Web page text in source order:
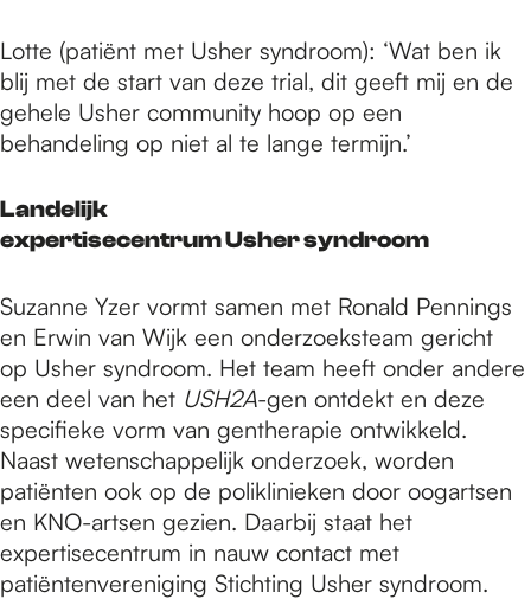
Lotte (patiënt met Usher syndroom): ‘Wat ben ik
blij met de start van deze trial, dit geeft mij en de
gehele Usher community hoop op een
behandeling op niet al te lange termijn.’
Landelijk
expertisecentrum Usher syndroom
Suzanne Yzer vormt samen met Ronald Pennings
en Erwin van Wijk een onderzoeksteam gericht
op Usher syndroom. Het team heeft onder andere
een deel van het USH2A-gen ontdekt en deze
specifieke vorm van gentherapie ontwikkeld.
Naast wetenschappelijk onderzoek, worden
patiënten ook op de poliklinieken door oogartsen
en KNO-artsen gezien. Daarbij staat het
expertisecentrum in nauw contact met
patiëntenvereniging Stichting Usher syndroom.